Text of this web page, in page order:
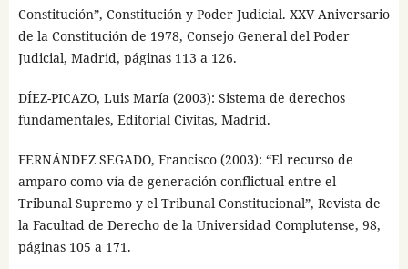
Constitución”, Constitución y Poder Judicial. XXV Aniversario
de la Constitución de 1978, Consejo General del Poder
Judicial, Madrid, páginas 113 a 126.
DÍEZ-PICAZO, Luis María (2003): Sistema de derechos
fundamentales, Editorial Civitas, Madrid.
FERNÁNDEZ SEGADO, Francisco (2003): “El recurso de
amparo como vía de generación conflictual entre el
Tribunal Supremo y el Tribunal Constitucional”, Revista de
la Facultad de Derecho de la Universidad Complutense, 98,
páginas 105 a 171.